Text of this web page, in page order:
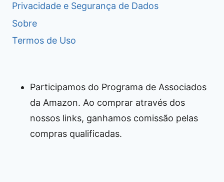
Privacidade e Segurança de Dados
Sobre
Termos de Uso
Participamos do Programa de Associados
da Amazon. Ao comprar através dos
nossos links, ganhamos comissão pelas
compras qualificadas.